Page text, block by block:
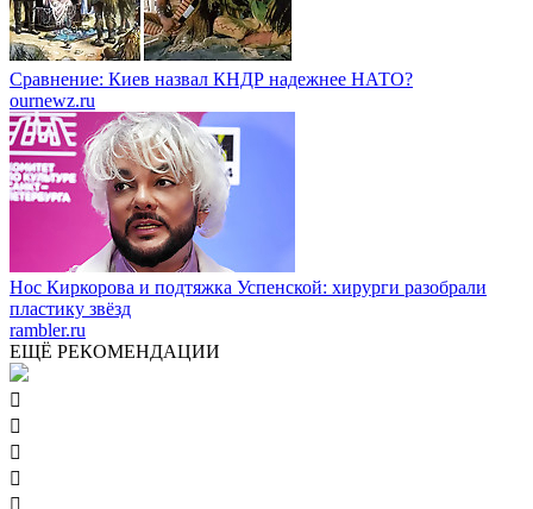
Сравнение: Киев назвал КНДР надежнее НАТО?
ournewz.ru
Нос Киркорова и подтяжка Успенской: хирурги разобрали
пластику звёзд
rambler.ru
ЕЩЁ РЕКОМЕНДАЦИИ




